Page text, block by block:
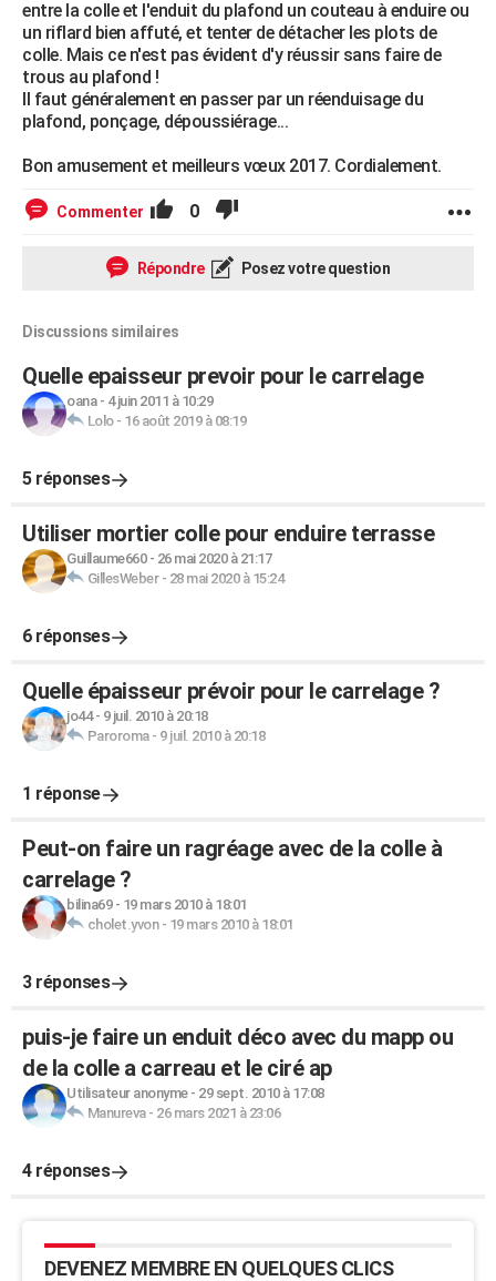
entre la colle et l'enduit du plafond un couteau à enduire ou
un riflard bien affuté, et tenter de détacher les plots de
colle. Mais ce n'est pas évident d'y réussir sans faire de
trous au plafond !
Il faut généralement en passer par un réenduisage du
plafond, ponçage, dépoussiérage...
Bon amusement et meilleurs vœux 2017. Cordialement.
Commenter 0
Répondre Posez votre question
Discussions similaires
Quelle epaisseur prevoir pour le carrelage
oana- 4 juin 2011 à 10:29
Lolo- 16 août 2019 à 08:19
5 réponses
Utiliser mortier colle pour enduire terrasse
Guillaume660- 26 mai 2020 à 21:17
GillesWeber- 28 mai 2020 à 15:24
6 réponses
Quelle épaisseur prévoir pour le carrelage ?
jo44- 9 juil. 2010 à 20:18
Paroroma- 9 juil. 2010 à 20:18
1 réponse
Peut-on faire un ragréage avec de la colle à
carrelage ?
bilina69- 19 mars 2010 à 18:01
cholet.yvon- 19 mars 2010 à 18:01
3 réponses
puis-je faire un enduit déco avec du mapp ou
de la colle a carreau et le ciré ap
Utilisateur anonyme- 29 sept. 2010 à 17:08
Manureva- 26 mars 2021 à 23:06
4 réponses
DEVENEZ MEMBRE EN QUELQUES CLICS